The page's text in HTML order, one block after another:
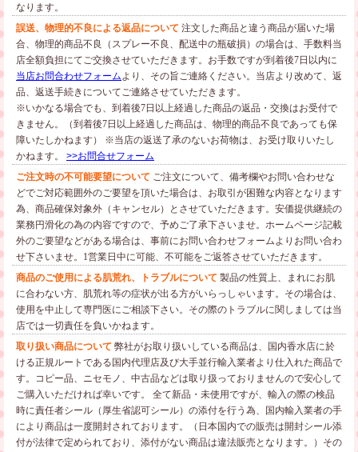
なります。
誤送、物理的不良による返品について 注文した商品と違う商品が届いた場
合、物理的商品不良（スプレー不良、配送中の瓶破損）の場合は、手数料当
店全額負担にてご交換させていただきます。お手数ですが到着後7日以内に
当店お問合わせフォームより、その旨ご連絡ください。当店より改めて、返
品、返送手続きについてご連絡させていただきます。
※いかなる場合でも、到着後7日以上経過した商品の返品・交換はお受付で
きません。（到着後7日以上経過した商品は、物理的商品不良であっても保
障いたしかねます）
※当店の返送了承のないお荷物は、お受け取りいたし
かねます。
>>お問合せフォーム
ご注文時の不可能要望について ご注文について、備考欄やお問い合わせな
どでご対応範囲外のご要望を頂いた場合は、お取引が困難な内容となります
為、商品確保対象外（キャンセル）とさせていただきます。安価提供継続の
業務円滑化の為の内容ですので、予めご了承下さいませ。ホームページ記載
外のご要望などがある場合は、事前にお問い合わせフォームよりお問い合わ
せ下さいませ。1営業日中に可能、不可能をご返答させていただきます。
商品のご使用による肌荒れ、トラブルについて 製品の性質上、まれにお肌
に合わない方、肌荒れ等の症状が出る方がいらっしゃいます。その場合は、
使用を中止して専門医にご相談下さい。その際のトラブルに関しましては当
店では一切責任を負いかねます。
取り扱い商品について 弊社がお取り扱いしている商品は、国内香水店に於
ける正規ルートである国内代理店及び大手並行輸入業者より仕入れた商品で
す。コピー品、ニセモノ、中古品などは取り扱っておりませんので安心して
ご購入いただければ幸いです。
全て新品・未使用ですが、輸入の際の検品
時に責任者シール（厚生省認可シール）の添付を行う為、国内輸入業者の手
により商品は一度開封されております。（日本国内での販売は開封シール添
付が法律で定められており、添付がない商品は違法販売となります。）その